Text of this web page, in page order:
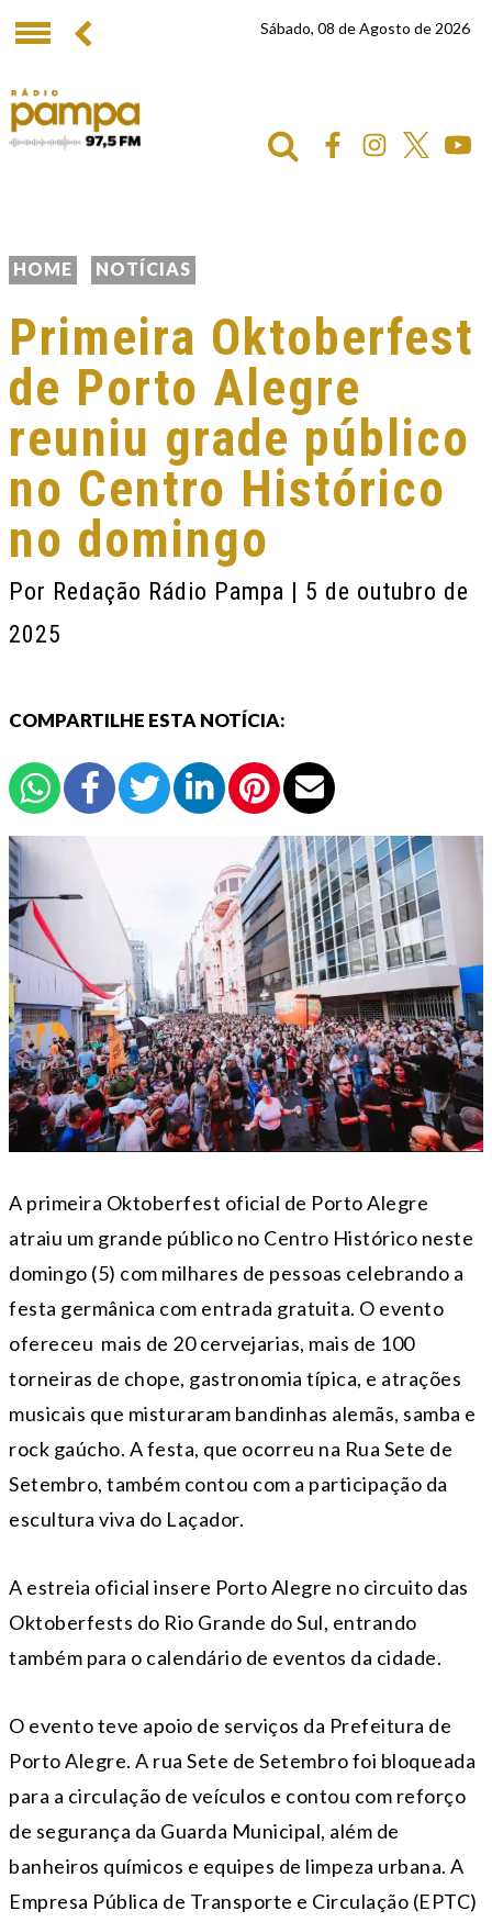
Sábado, 08 de Agosto de 2026
HOME NOTÍCIAS
Primeira Oktoberfest
de Porto Alegre
reuniu grade público
no Centro Histórico
no domingo
Por Redação Rádio Pampa | 5 de outubro de
2025
COMPARTILHE ESTA NOTÍCIA:
A primeira Oktoberfest oficial de Porto Alegre
atraiu um grande público no Centro Histórico neste
domingo (5) com milhares de pessoas celebrando a
festa germânica com entrada gratuita. O evento
ofereceu mais de 20 cervejarias, mais de 100
torneiras de chope, gastronomia típica, e atrações
musicais que misturaram bandinhas alemãs, samba e
rock gaúcho. A festa, que ocorreu na Rua Sete de
Setembro, também contou com a participação da
escultura viva do Laçador.
A estreia oficial insere Porto Alegre no circuito das
Oktoberfests do Rio Grande do Sul, entrando
também para o calendário de eventos da cidade.
O evento teve apoio de serviços da Prefeitura de
Porto Alegre. A rua Sete de Setembro foi bloqueada
para a circulação de veículos e contou com reforço
de segurança da Guarda Municipal, além de
banheiros químicos e equipes de limpeza urbana. A
Empresa Pública de Transporte e Circulação (EPTC)